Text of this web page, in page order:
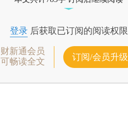
登录后获取已订阅的阅读权限
财新通会员
可畅读全文
订阅/会员升级